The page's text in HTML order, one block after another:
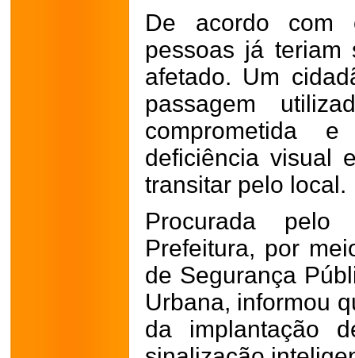
De acordo com
pessoas já teriam
afetado. Um
passagem
comprometida
deficiência visual
transitar pelo local.
Procurada
Prefeitura, por
de Segurança
Urbana, informou
da implantação